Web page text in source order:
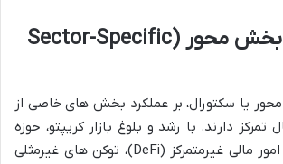
شاخص های بخش محور (Sector-Specific
یا سکتورال، بر عملکرد بخش های خاصی از
تمرکز دارند. با رشد و بلوغ بازار کریپتو، حوزه
های مختلفی مانند امور مالی غیرمتمرکز (DeFi)، توکن های غیرمثلی